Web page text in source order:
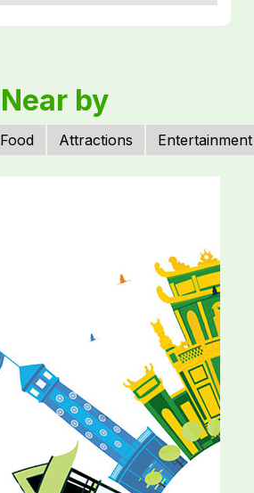
Near by
Food Attractions Entertainment